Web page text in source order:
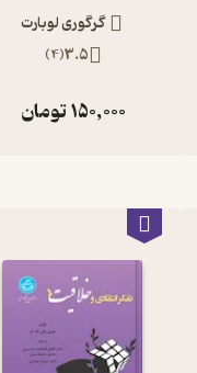
گرگوری لوبارت
3.5
(
4
)
150,000تومان